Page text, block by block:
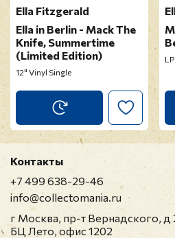
Ella Fitzgerald
Ella in Berlin - Mack The
Knife, Summertime
(Limited Edition)
12" Vinyl Single
LP
Контакты
+7 499 638-29-46
info@collectomania.ru
г Москва, пр-т Вернадского, д
БЦ Лето, офис 1202